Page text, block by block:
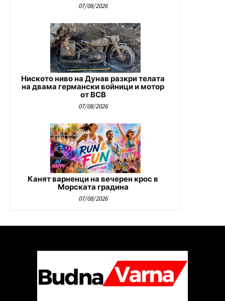
07/08/2026
Ниското ниво на Дунав разкри телата
на двама германски войници и мотор
от ВСВ
07/08/2026
Канят варненци на вечерен крос в
Морската градина
07/08/2026